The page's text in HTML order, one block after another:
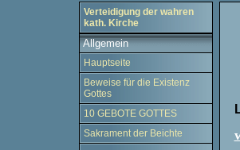
Verteidigung der wahren
kath. Kirche
Allgemein
Hauptseite
Beweise für die Existenz
Gottes
10 GEBOTE GOTTES
Sakrament der Beichte